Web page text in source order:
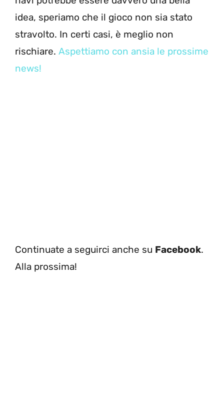
idea, speriamo che il gioco non sia stato
stravolto. In certi casi, è meglio non
rischiare. Aspettiamo con ansia le prossime
news!
Continuate a seguirci anche su Facebook.
Alla prossima!